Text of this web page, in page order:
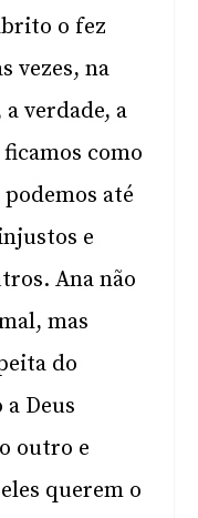
o fez
vezes, na
verdade, a
como
até
e
Ana não
mas
do
Deus
outro e
querem o